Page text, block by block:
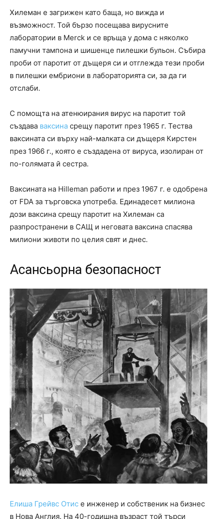
Хилеман е загрижен като баща, но вижда и
възможност. Той бързо посещава вирусните
лаборатории в Merck и се връща у дома с няколко
памучни тампона и шишенце пилешки бульон. Събира
проби от паротит от дъщеря си и отглежда тези проби
в пилешки ембриони в лабораторията си, за да ги
отслаби.
С помощта на атенюирания вирус на паротит той
създава ваксина срещу паротит през 1965 г. Тества
ваксината си върху най-малката си дъщеря Кирстен
през 1966 г., която е създадена от вируса, изолиран от
по-голямата й сестра.
Ваксината на Hilleman работи и през 1967 г. е одобрена
от FDA за търговска употреба. Единадесет милиона
дози ваксина срещу паротит на Хилеман са
разпространени в САЩ и неговата ваксина спасява
милиони животи по целия свят и днес.
Асансьорна безопасност
Елиша Грейвс Отис е инженер и собственик на бизнес
в Нова Англия. На 40-годишна възраст той търси